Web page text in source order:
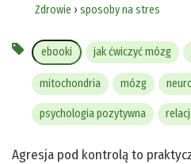
Zdrowie › sposoby na stres
ebooki jak ćwiczyć mózg
mitochondria mózg
psychologia pozytywna
Agresja pod kontrolą to